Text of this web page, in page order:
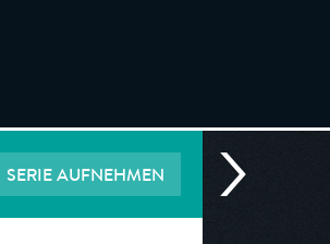
SERIE AUFNEHMEN